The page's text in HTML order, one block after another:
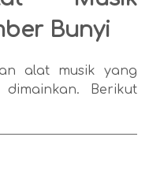
Bunyi
alat musik yang
Berikut